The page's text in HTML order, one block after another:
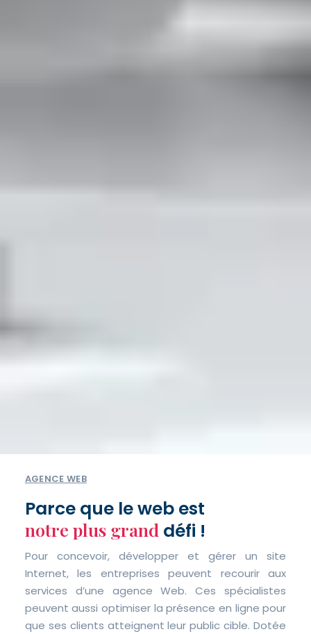
AGENCE WEB
Parce que le web est
notre plus granddéfi !
Pour concevoir, développer et gérer un site
Internet, les entreprises peuvent recourir aux
services d’une agence Web. Ces spécialistes
peuvent aussi optimiser la présence en ligne pour
que ses clients atteignent leur public cible. Dotée